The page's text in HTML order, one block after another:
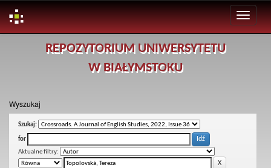
REPOZYTORIUM UNIWERSYTETU
W BIAŁYMSTOKU
Wyszukaj
Szukaj:
for
Aktualne filtry: